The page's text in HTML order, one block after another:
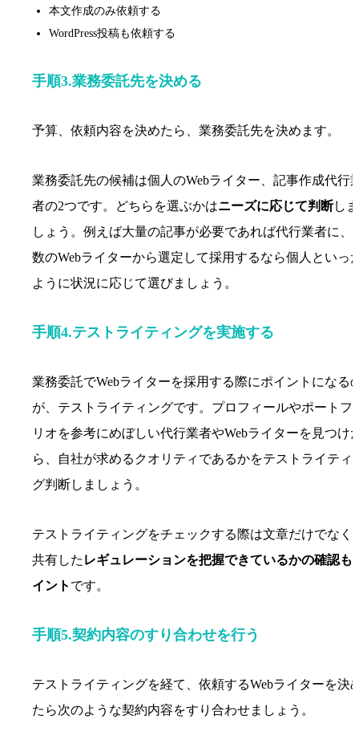
本文作成のみ依頼する
WordPress投稿も依頼する
手順3.業務委託先を決める
予算、依頼内容を決めたら、業務委託先を決めます。
業務委託先の候補は個人のWebライター、記事作成代行
者の2つです。どちらを選ぶかはニーズに応じて判断しま
しょう。例えば大量の記事が必要であれば代行業者に、
数のWebライターから選定して採用するなら個人といっ
ように状況に応じて選びましょう。
手順4.テストライティングを実施する
業務委託でWebライターを採用する際にポイントになる
が、テストライティングです。プロフィールやポートフ
リオを参考にめぼしい代行業者やWebライターを見つけ
ら、自社が求めるクオリティであるかをテストライティ
グ判断しましょう。
テストライティングをチェックする際は文章だけでなく
共有した レギュレーションを把握できているかの確認も
イント です。
手順5.契約内容のすり合わせを行う
テストライティングを経て、依頼するWebライターを決
たら次のような契約内容をすり合わせましょう。